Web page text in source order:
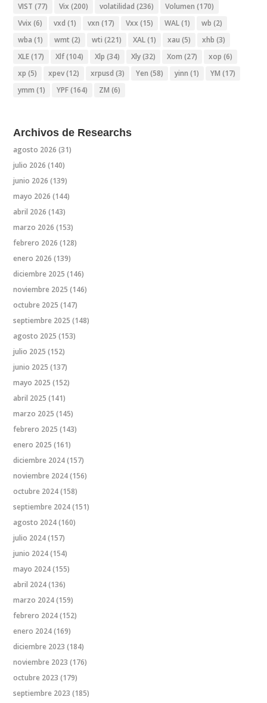
VIST (77) Vix (200) volatilidad (236) Volumen (170)
Vvix (6) vxd (1) vxn (17) Vxx (15) WAL(1) wb (2)
wba (1) wmt (2) wti (221) XAL(1) xau (5) xhb (3)
XLE(17) Xlf(104) Xlp (34) Xly(32) Xom (27) xop (6)
xp (5) xpev(12) xrpusd (3) Yen (58) yinn (1) YM (17)
ymm (1) YPF(164) ZM (6)
Archivos de Researchs
agosto 2026 (31)
julio 2026 (140)
junio 2026 (139)
mayo 2026 (144)
abril 2026 (143)
marzo 2026 (153)
febrero 2026 (128)
enero 2026 (139)
diciembre 2025 (146)
noviembre 2025 (146)
octubre 2025 (147)
septiembre 2025 (148)
agosto 2025 (153)
julio 2025 (152)
junio 2025 (137)
mayo 2025 (152)
abril 2025 (141)
marzo 2025 (145)
febrero 2025 (143)
enero 2025 (161)
diciembre 2024(157)
noviembre 2024(156)
octubre 2024(158)
septiembre 2024(151)
agosto 2024(160)
julio 2024(157)
junio 2024(154)
mayo 2024(155)
abril 2024(136)
marzo 2024(159)
febrero 2024(152)
enero 2024(169)
diciembre 2023 (184)
noviembre 2023 (176)
octubre 2023 (179)
septiembre 2023 (185)